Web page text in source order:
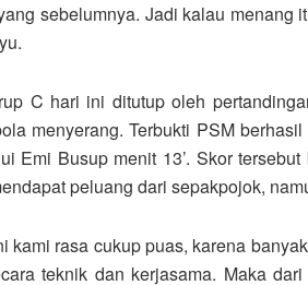
sebelumnya. Jadi kalau menang
C hari ini ditutup oleh
menyerang. Terbukti PSM
Emi Busup menit 13’. Skor
peluang dari sepakpojok,
kami rasa cukup puas, karena
teknik dan kerjasama. Maka